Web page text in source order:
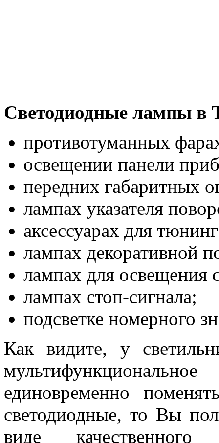
Светодиодные лампы в
противотуманных
освещении панели
передних габаритных
лампах указателя
аксессуарах для
лампах декоративной
лампах для освещения
лампах стоп-сигнала;
подсветке номерного
Как видите, у
единовременно
светодиодные, то Вы
виде